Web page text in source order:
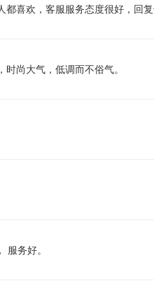
喜欢，客服服务态度很好，回
尚大气，低调而不俗气。
务好。